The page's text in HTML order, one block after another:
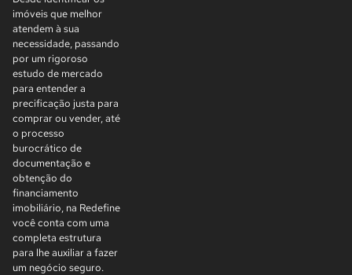
imóveis que melhor
atendem à sua
necessidade, passando
por um rigoroso
estudo de mercado
para entender a
precificação justa para
comprar ou vender, até
o processo
burocrático de
documentação e
obtenção do
financiamento
imobiliário, na Redefine
você conta com uma
completa estrutura
para lhe auxiliar a fazer
um negócio seguro.